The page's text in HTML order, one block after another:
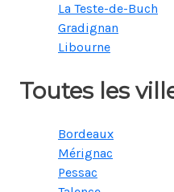
La Teste-de-Buch
Gradignan
Libourne
Toutes les
Bordeaux
Mérignac
Pessac